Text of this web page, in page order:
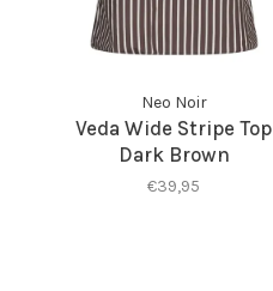
Neo Noir
Veda Wide Stripe Top
Dark Brown
€39,95